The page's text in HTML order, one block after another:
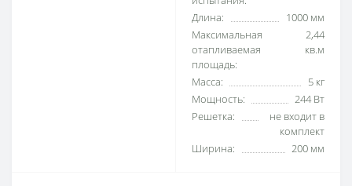
Длина:
1000 мм
Максимальная
отапливаемая
площадь:
2,44
кв.м
Масса:
5 кг
Мощность:
244 Вт
Решетка:
не входит в
комплект
Ширина:
200 мм